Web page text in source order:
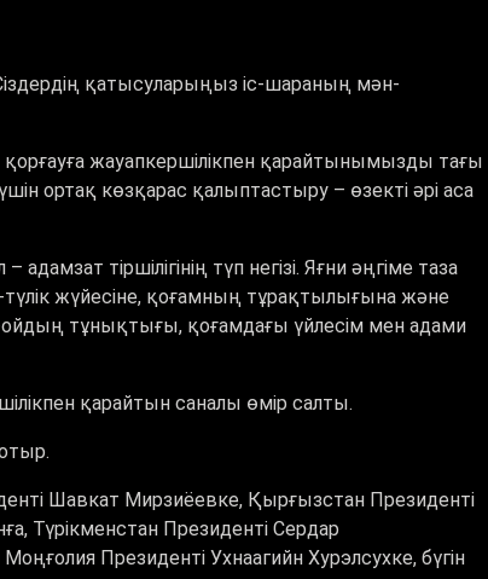
қатысуларыңыз іс-шараның мән-
жауапкершілікпен қарайтынымызды тағы
ортақ көзқарас қалыптастыру – өзекті әрі аса
тіршілігінің түп негізі. Яғни әңгіме таза
түлік жүйесіне, қоғамның тұрақтылығына және
тұнықтығы, қоғамдағы үйлесім мен адами
қарайтын саналы өмір салты.
Шавкат Мирзиёевке, Қырғызстан Президенті
Түрікменстан Президенті Сердар
Президенті Ухнаагийн Хурэлсухке, бүгін